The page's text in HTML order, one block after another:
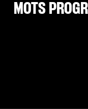
MOTS